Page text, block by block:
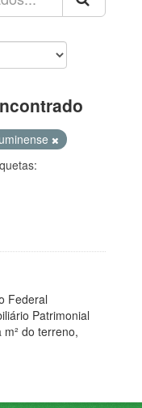
Federal
Patrimonial
do terreno,